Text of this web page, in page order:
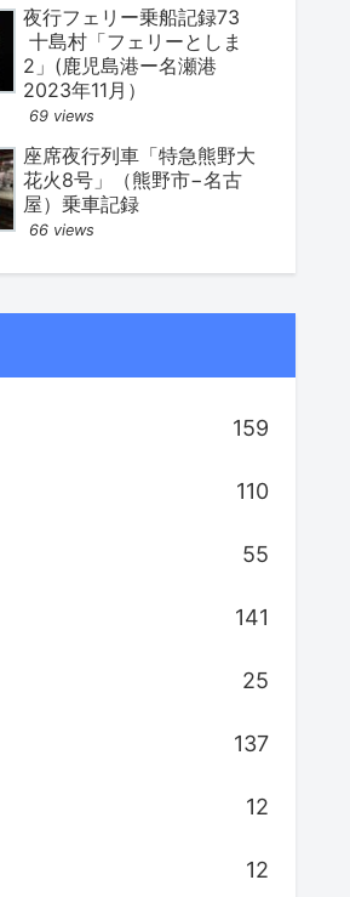
夜行フェリー乗船記録73
十島村「フェリーとしま
2」(鹿児島港ー名瀬港
2023年11月）
69 views
座席夜行列車「特急熊野大
花火8号」（熊野市−名古
屋）乗車記録
66 views
159
110
55
141
25
137
12
12